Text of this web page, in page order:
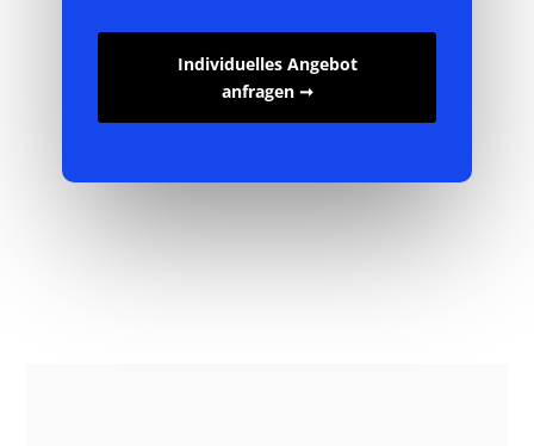
Individuelles Angebot
anfragen ➞